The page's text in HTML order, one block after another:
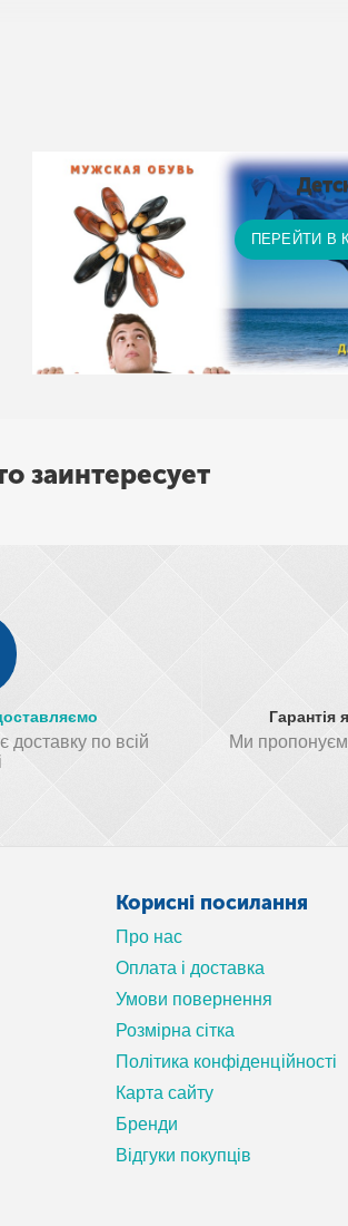
постільна білизна, рушники тощо)
ПЕРЕЙТИ В
заинтересует
доставку по всій
Гарантія
Ми
Корисні посилання
Про нас
Оплата і доставка
Умови повернення
Розмірна сітка
Політика конфіденційності
Карта сайту
Бренди
Відгуки покупців